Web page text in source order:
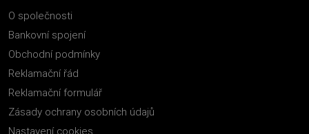
O společnosti
Bankovní spojení
Obchodní podmínky
Reklamační řád
Reklamační formulář
Zásady ochrany osobních údajů
Nastavení cookies